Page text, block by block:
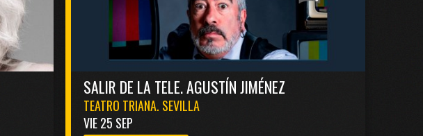
SALIR DE LA TELE. AGUSTÍN JIMÉNEZ
TEATRO TRIANA. SEVILLA
VIE 25 SEP